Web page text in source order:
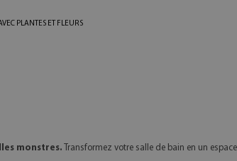
PLANTES ET FLEURS
monstres. Transformez votre salle de bain en un